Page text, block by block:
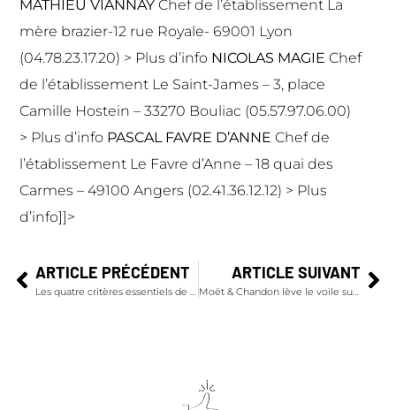
MATHIEU VIANNAY Chef de l’établissement La
mère brazier-12 rue Royale- 69001 Lyon
(04.78.23.17.20) > Plus d’info NICOLAS MAGIE Chef
de l’établissement Le Saint-James – 3, place
Camille Hostein – 33270 Bouliac (05.57.97.06.00)
> Plus d’info PASCAL FAVRE D’ANNE Chef de
l’établissement Le Favre d’Anne – 18 quai des
Carmes – 49100 Angers (02.41.36.12.12) > Plus
d’info]]>
ARTICLE PRÉCÉDENT
Les quatre critères essentiels de la bonne conservation du champagne
ARTICLE SUIVANT
Moët & Chandon lève le voile sur LE & en collaboration avec Yannick Alléno